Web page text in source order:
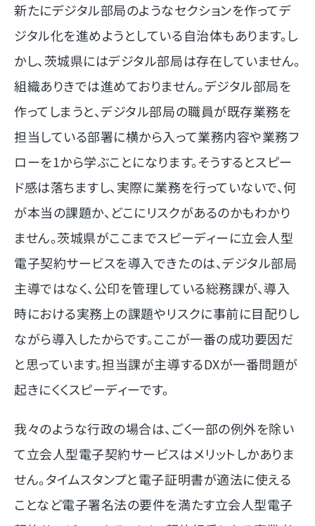
新たにデジタル部局のようなセクションを作ってデ
ジタル化を進めようとしている自治体もあります。し
かし、茨城県にはデジタル部局は存在していません。
組織ありきでは進めておりません。デジタル部局を
作ってしまうと、デジタル部局の職員が既存業務を
担当している部署に横から入って業務内容や業務フ
ローを1から学ぶことになります。そうするとスピー
ド感は落ちますし、実際に業務を行っていないで、何
が本当の課題か、どこにリスクがあるのかもわかり
ません。茨城県がここまでスピーディーに立会人型
電子契約サービスを導入できたのは、デジタル部局
主導ではなく、公印を管理している総務課が、導入
時における実務上の課題やリスクに事前に目配りし
ながら導入したからです。ここが一番の成功要因だ
と思っています。担当課が主導するDXが一番問題が
起きにくくスピーディーです。
我々のような行政の場合は、ごく一部の例外を除い
て立会人型電子契約サービスはメリットしかありま
せん。タイムスタンプと電子証明書が適法に使える
ことなど電子署名法の要件を満たす立会人型電子